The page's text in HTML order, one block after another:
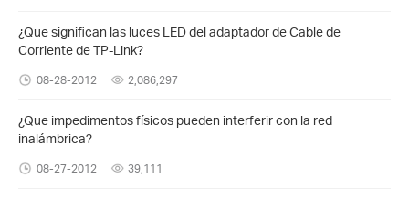
¿Que significan las luces LED del adaptador de Cable de
Corriente de TP-Link?
08-28-2012 2,086,297
¿Que impedimentos físicos pueden interferir con la red
inalámbrica?
08-27-2012 39,111